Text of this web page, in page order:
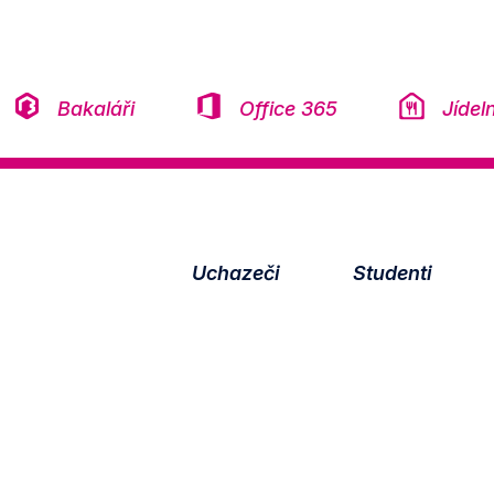
Bakaláři
Office 365
Uchazeči Studenti